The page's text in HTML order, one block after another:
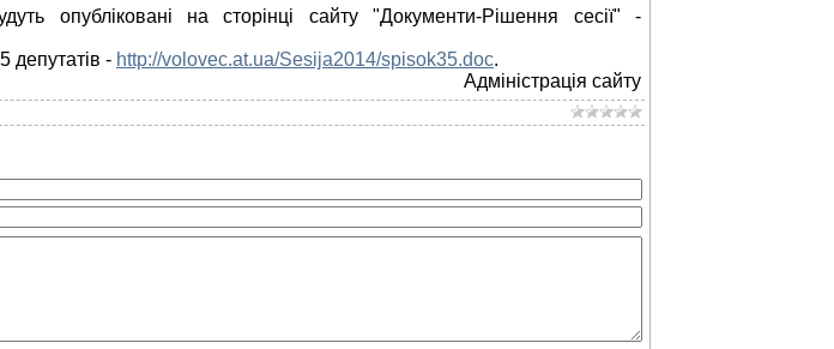
опубліковані на сторінці сайту "Документи-Рішення сесії" -
депутатів - http://volovec.at.ua/Sesija2014/spisok35.doc.
Адміністрація сайту